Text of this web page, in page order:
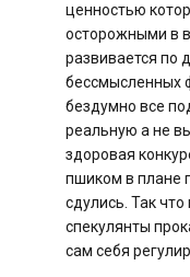
ценностью
осторожными в
развивается по
бессмысленных
бездумно все
реальную а не
здоровая
пшиком в плане
сдулись. Так
спекулянты
сам себя